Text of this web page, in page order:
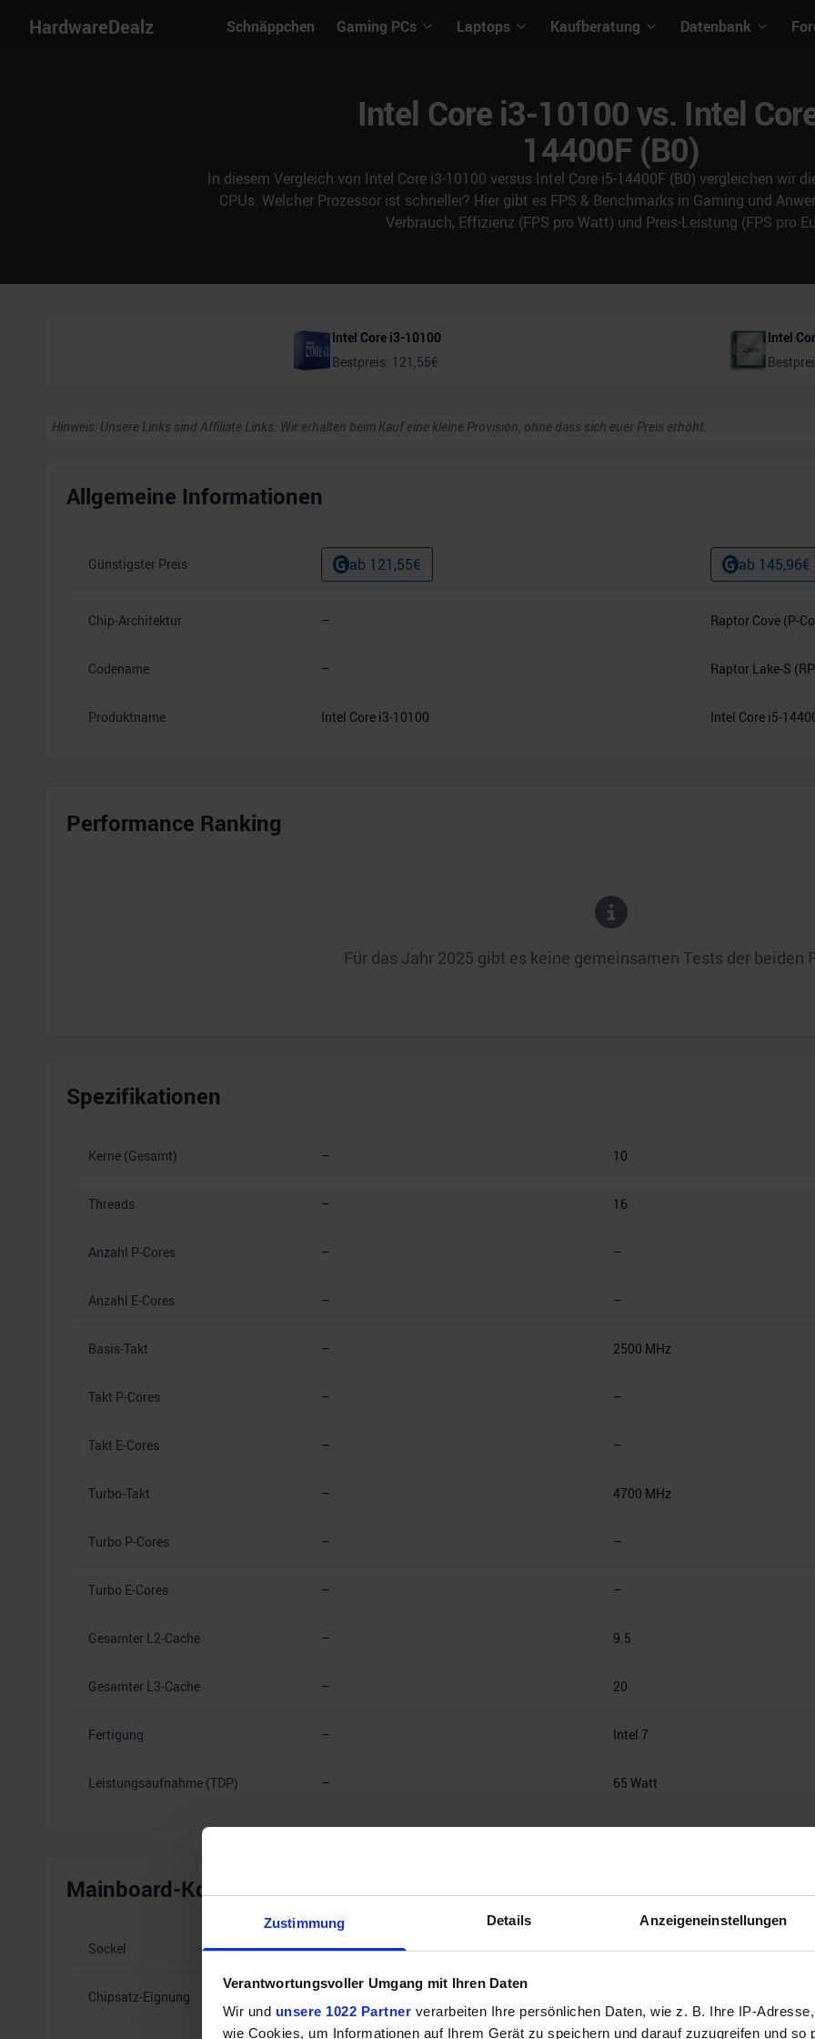
Zustimmung Details Anzeigeneinstellungen
Verantwortungsvoller Umgang mit Ihren Daten
Wir und unsere 1022 Partner verarbeiten Ihre persönlichen Daten, wie z. B. Ihre IP-
wie Cookies, um Informationen auf Ihrem Gerät zu speichern und darauf zuzugreifen und so
HardwareDealz Schnäppchen Gaming PCs Laptops Kaufberatung Datenbank
Intel Core i3-10100 vs. Intel
14400F (B0)
In diesem Vergleich von Intel Core i3-10100 versus Intel Core i5-14400F (B0) vergleichen wir
CPUs. Welcher Prozessor ist schneller? Hier gibt es FPS & Benchmarks in Gaming und
Verbrauch, Effizienz (FPS pro Watt) und Preis-Leistung (FPS pro
Intel Core i3-10100
Bestpreis: 121,55€
Intel
Hinweis: Unsere Links sind Affiliate Links. Wir erhalten beim Kauf eine kleine Provision, ohne dass sich euer Preis erhöht.
Allgemeine Informationen
Günstigster Preis ab 121,55€ ab 145,96€
Chip-Architektur – Raptor Cove (P-
Codename – Raptor Lake-S
Produktname Intel Core i3-10100 Intel Core i5-
Performance Ranking
Für das Jahr 2025 gibt es keine gemeinsamen Tests der beiden
Spezifikationen
Kerne (Gesamt) – 10
Threads – 16
Anzahl P-Cores – –
Anzahl E-Cores – –
Basis-Takt – 2500 MHz
Takt P-Cores – –
Takt E-Cores – –
Turbo-Takt – 4700 MHz
Turbo P-Cores – –
Turbo E-Cores – –
Gesamter L2-Cache – 9.5
Gesamter L3-Cache – 20
Fertigung – Intel 7
Leistungsaufnahme (TDP) – 65 Watt
Mainboard-Kompatibilität
Sockel – Intel 1700
Chipsatz-Eignung B660, B760, H610, H610E, H670, H770, Q670, Q670E, R680E, Z690, Z790,